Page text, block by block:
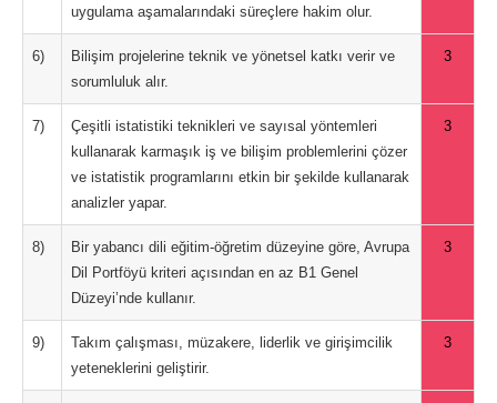
uygulama aşamalarındaki süreçlere hakim olur.
6)
Bilişim projelerine teknik ve yönetsel katkı verir ve
sorumluluk alır.
3
7)
Çeşitli istatistiki teknikleri ve sayısal yöntemleri
kullanarak karmaşık iş ve bilişim problemlerini çözer
ve istatistik programlarını etkin bir şekilde kullanarak
analizler yapar.
3
8)
Bir yabancı dili eğitim-öğretim düzeyine göre, Avrupa
Dil Portföyü kriteri açısından en az B1 Genel
Düzeyi’nde kullanır.
3
9)
Takım çalışması, müzakere, liderlik ve girişimcilik
yeteneklerini geliştirir.
3